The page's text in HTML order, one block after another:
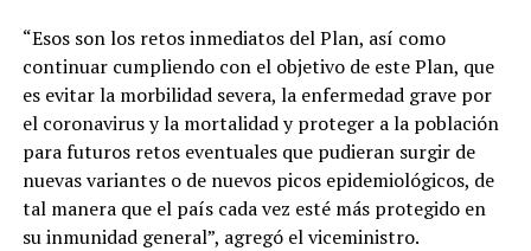
“Esos son los retos inmediatos del Plan, así como
continuar cumpliendo con el objetivo de este Plan, que
es evitar la morbilidad severa, la enfermedad grave por
el coronavirus y la mortalidad y proteger a la población
para futuros retos eventuales que pudieran surgir de
nuevas variantes o de nuevos picos epidemiológicos, de
tal manera que el país cada vez esté más protegido en
su inmunidad general”, agregó el viceministro.